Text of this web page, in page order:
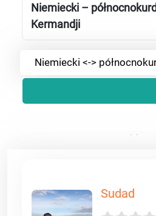
Niemiecki –
Kermandji
Niemiecki <->
Sudad